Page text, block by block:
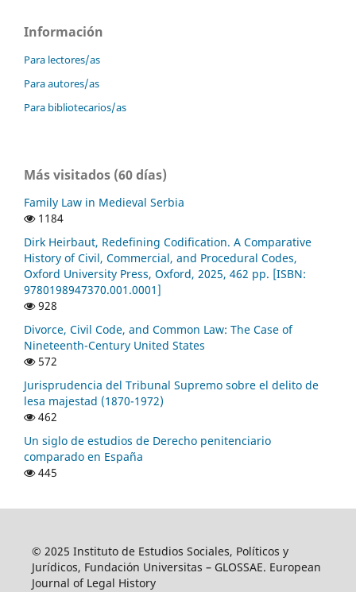
Información
Para lectores/as
Para autores/as
Para bibliotecarios/as
Más visitados (60 días)
Family Law in Medieval Serbia
1184
Dirk Heirbaut, Redefining Codification. A Comparative
History of Civil, Commercial, and Procedural Codes,
Oxford University Press, Oxford, 2025, 462 pp. [ISBN:
9780198947370.001.0001]
928
Divorce, Civil Code, and Common Law: The Case of
Nineteenth-Century United States
572
Jurisprudencia del Tribunal Supremo sobre el delito de
lesa majestad (1870-1972)
462
Un siglo de estudios de Derecho penitenciario
comparado en España
445
© 2025 Instituto de Estudios Sociales, Políticos y
Jurídicos, Fundación Universitas – GLOSSAE. European
Journal of Legal History